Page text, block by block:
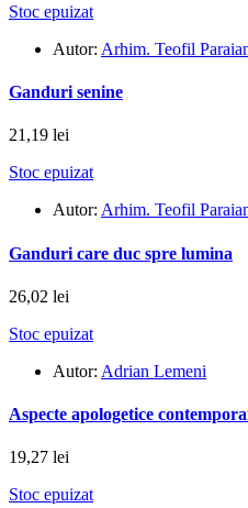
Stoc epuizat
Autor: Arhim. Teofil
Ganduri senine
21,19 lei
Stoc epuizat
Autor: Arhim. Teofil
Ganduri care duc spre lumina
26,02 lei
Stoc epuizat
Autor: Adrian Lemeni
Aspecte apologetice
19,27 lei
Stoc epuizat